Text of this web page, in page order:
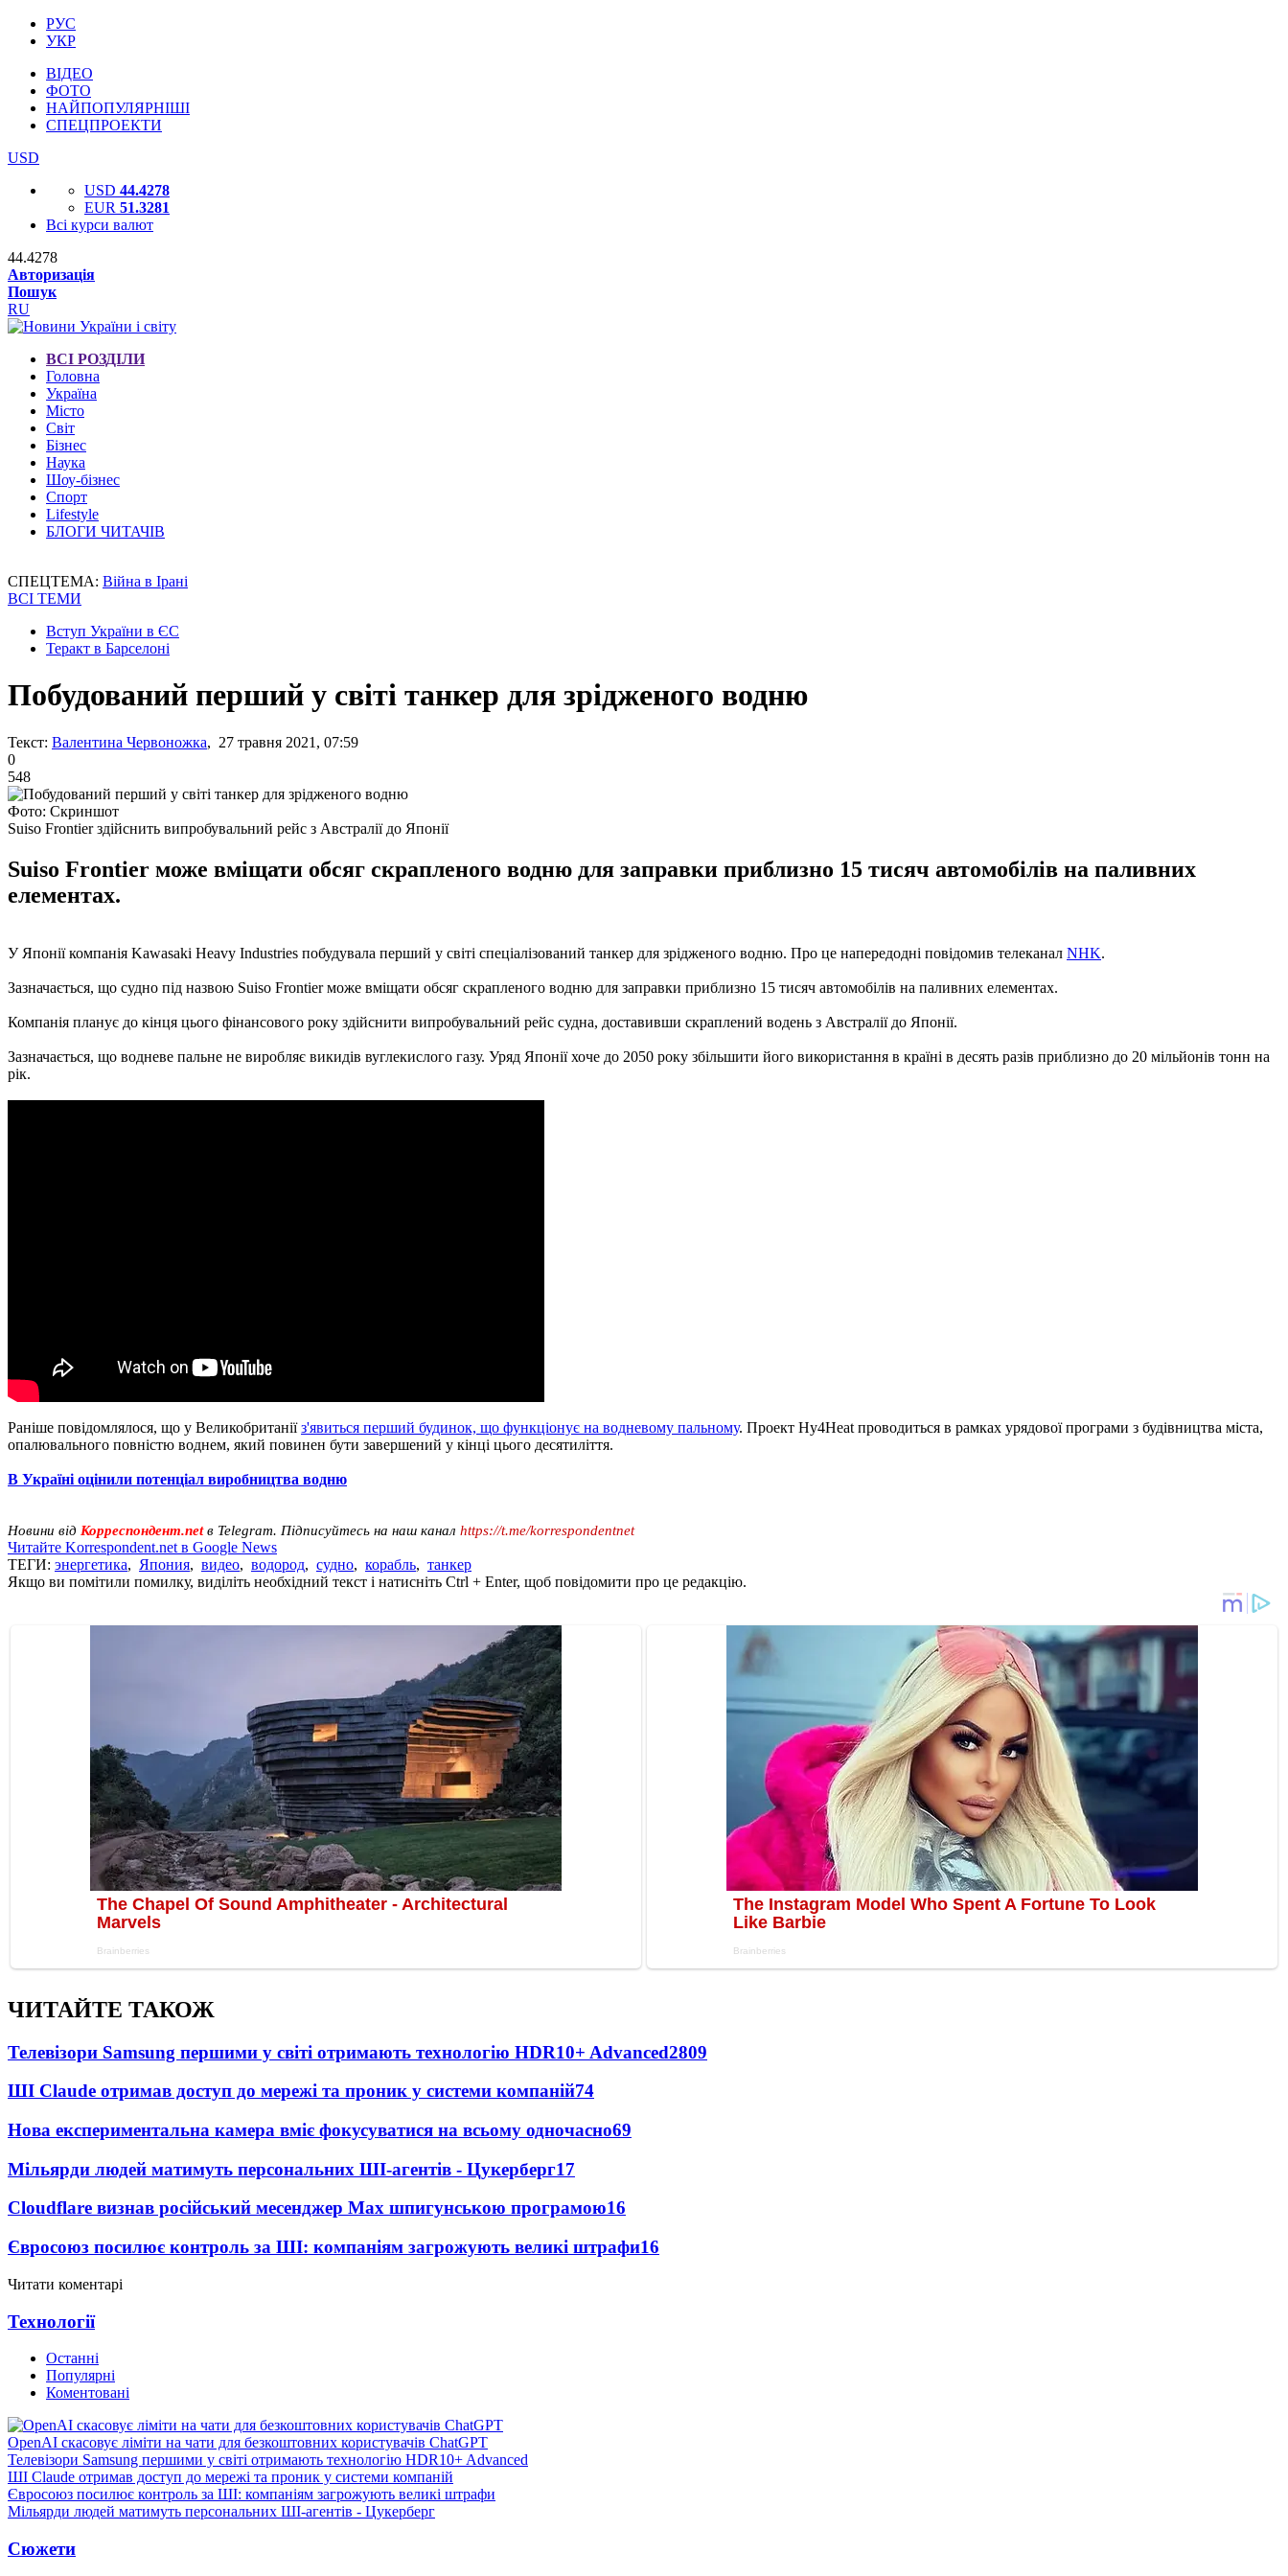
РУС
УКР
ВІДЕО
ФОТО
НАЙПОПУЛЯРНІШІ
СПЕЦПРОЕКТИ
USD
USD 44.4278
EUR 51.3281
Всі курси валют
44.4278
Авторизація
Пошук
RU
ВСІ РОЗДІЛИ
Головна
Україна
Місто
Світ
Бізнес
Наука
Шоу-бізнес
Спорт
Lifestyle
БЛОГИ ЧИТАЧІВ
СПЕЦТЕМА: Війна в Ірані
ВСІ ТЕМИ
Вступ України в ЄС
Теракт в Барселоні
Побудований перший у світі танкер для зрідженого водню
Текст: Валентина Червоножка, 27 травня 2021, 07:59
0
548
Фото: Скриншот
Suiso Frontier здійснить випробувальний рейс з Австралії до Японії
Suiso Frontier може вміщати обсяг скрапленого водню для заправки приблизно 15 тисяч автомобілів на паливних
елементах.
У Японії компанія Kawasaki Heavy Industries побудувала перший у світі спеціалізований танкер для зрідженого водню. Про це напередодні повідомив телеканал NHK.
Зазначається, що судно під назвою Suiso Frontier може вміщати обсяг скрапленого водню для заправки приблизно 15 тисяч автомобілів на паливних елементах.
Компанія планує до кінця цього фінансового року здійснити випробувальний рейс судна, доставивши скраплений водень з Австралії до Японії.
Зазначається, що водневе пальне не виробляє викидів вуглекислого газу. Уряд Японії хоче до 2050 року збільшити його використання в країні в десять разів приблизно до 20 мільйонів тонн на
рік.
Раніше повідомлялося, що у Великобританіїз'явиться перший будинок, що функціонує на водневому пальному. Проект Hy4Heat проводиться в рамках урядової програми з будівництва міста,
опалювального повністю воднем, який повинен бути завершений у кінці цього десятиліття.
В Україні оцінили потенціал виробництва водню
Новини від Корреспондент.netв Telegram. Підписуйтесь на наш канал https://t.me/korrespondentnet
Читайте Korrespondent.net в Google News
ТЕГИ: энергетика, Япония, видео, водород, судно, корабль, танкер
Якщо ви помітили помилку, виділіть необхідний текст і натисніть Ctrl + Enter, щоб повідомити про це редакцію.
ЧИТАЙТЕ ТАКОЖ
Телевізори Samsung першими у світі отримають технологію HDR10+ Advanced2809
ШІ Claude отримав доступ до мережі та проник у системи компаній74
Нова експериментальна камера вміє фокусуватися на всьому одночасно69
Мільярди людей матимуть персональних ШІ-агентів - Цукерберг17
Cloudflare визнав російський месенджер Мах шпигунською програмою16
Євросоюз посилює контроль за ШІ: компаніям загрожують великі штрафи16
Читати коментарі
Технології
Останні
Популярні
Коментовані
OpenAI скасовує ліміти на чати для безкоштовних користувачів ChatGPT
Телевізори Samsung першими у світі отримають технологію HDR10+ Advanced
ШІ Claude отримав доступ до мережі та проник у системи компаній
Євросоюз посилює контроль за ШІ: компаніям загрожують великі штрафи
Мільярди людей матимуть персональних ШІ-агентів - Цукерберг
Сюжети